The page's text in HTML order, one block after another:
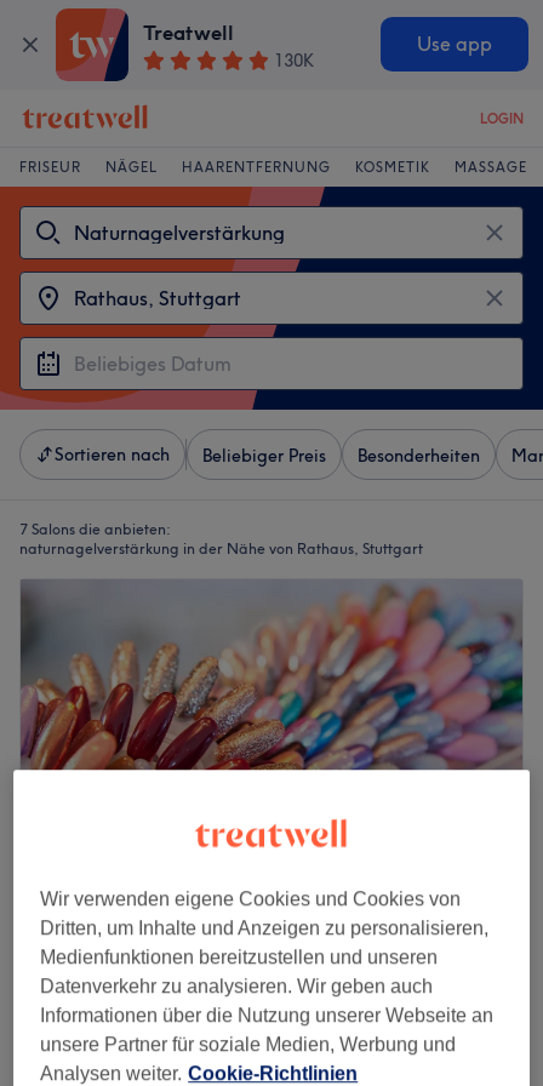
Treatwell
130K
Use app
LOGIN
FRISEUR NÄGEL HAARENTFERNUNG KOSMETIK MASSAGE
Sortieren nach Beliebiger Preis Besonderheiten
7 Salons die anbieten:
naturnagelverstärkung in der Nähe von Rathaus, Stuttgart
Alice Cosmetic
4,7
28 Bewertungen
Rosenberg, Stuttgart
Auf Karte anzeigen
Naturnagelverstärkung
1 Std.
67 €
Schnellansicht Saloninfos
Wir verwenden eigene Cookies und Cookies von
Dritten, um Inhalte und Anzeigen zu personalisieren,
Medienfunktionen bereitzustellen und unseren
Datenverkehr zu analysieren. Wir geben auch
Informationen über die Nutzung unserer Webseite an
unsere Partner für soziale Medien, Werbung und
Analysen weiter. Cookie-Richtlinien